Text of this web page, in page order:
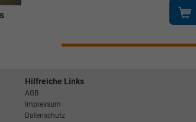
Hilfreiche Links
AGB
Impressum
Datenschutz